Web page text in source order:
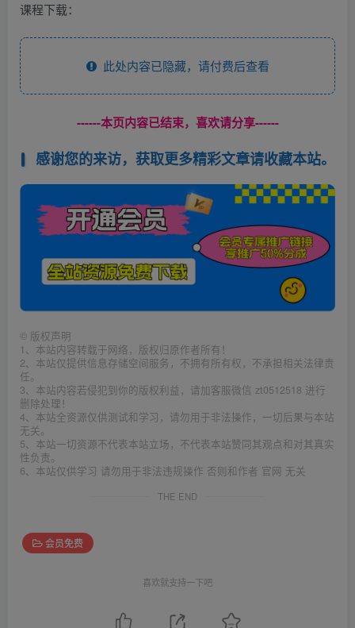
课程下载：
此处内容已隐藏，请付费后查看
------本页内容已结束，喜欢请分享------
感谢您的来访，获取更多精彩文章请收藏本站。
© 版权声明
1、本站内容转载于网络，版权归原作者所有！
2、本站仅提供信息存储空间服务，不拥有所有权，不承担相关法律责
任。
3、本站内容若侵犯到你的版权利益，请加客服微信 zt0512518 进行
删除处理！
4、本站全资源仅供测试和学习，请勿用于非法操作，一切后果与本站
无关。
5、本站一切资源不代表本站立场，不代表本站赞同其观点和对其真实
性负责。
6、本站仅供学习 请勿用于非法违规操作 否则和作者 官网 无关
THE END
会员免费
喜欢就支持一下吧